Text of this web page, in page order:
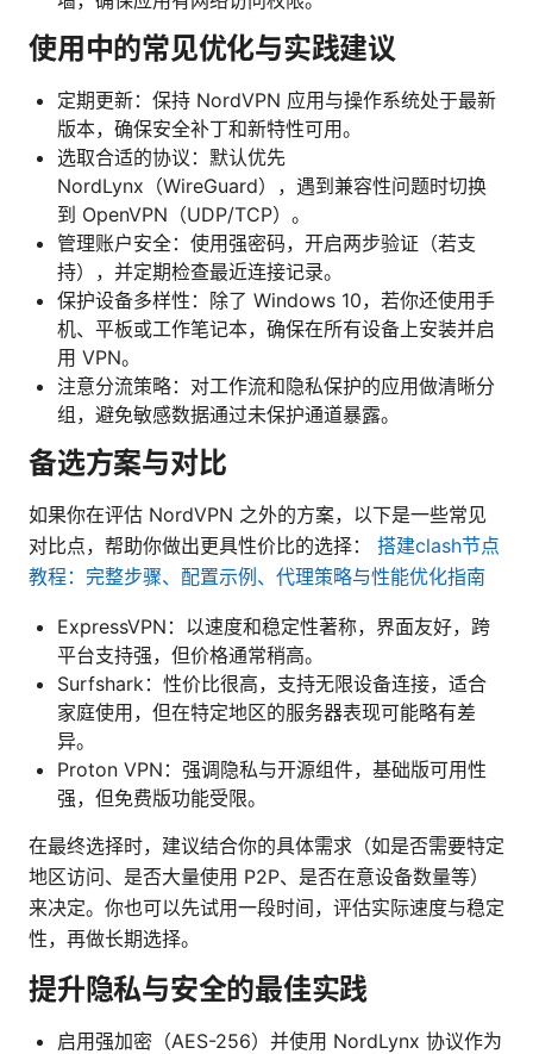
使用中的常见优化与实践建议
定期更新：保持 NordVPN 应用与操作系统处于最新
版本，确保安全补丁和新特性可用。
选取合适的协议：默认优先
NordLynx（WireGuard），遇到兼容性问题时切换
到 OpenVPN（UDP/TCP）。
管理账户安全：使用强密码，开启两步验证（若支
持），并定期检查最近连接记录。
保护设备多样性：除了 Windows 10，若你还使用手
机、平板或工作笔记本，确保在所有设备上安装并启
用 VPN。
注意分流策略：对工作流和隐私保护的应用做清晰分
组，避免敏感数据通过未保护通道暴露。
备选方案与对比
如果你在评估 NordVPN 之外的方案，以下是一些常见
对比点，帮助你做出更具性价比的选择： 搭建clash节点
教程：完整步骤、配置示例、代理策略与性能优化指南
ExpressVPN：以速度和稳定性著称，界面友好，跨
平台支持强，但价格通常稍高。
Surfshark：性价比很高，支持无限设备连接，适合
家庭使用，但在特定地区的服务器表现可能略有差
异。
Proton VPN：强调隐私与开源组件，基础版可用性
强，但免费版功能受限。
在最终选择时，建议结合你的具体需求（如是否需要特定
地区访问、是否大量使用 P2P、是否在意设备数量等）
来决定。你也可以先试用一段时间，评估实际速度与稳定
性，再做长期选择。
提升隐私与安全的最佳实践
启用强加密（AES-256）并使用 NordLynx 协议作为